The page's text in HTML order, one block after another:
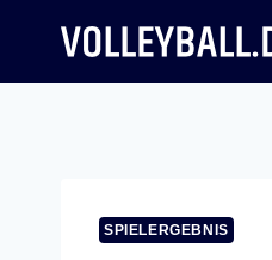
springen
SPIELERGEBNIS